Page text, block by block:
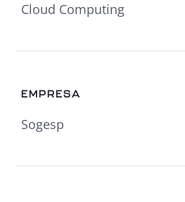
Cloud Computing
EMPRESA
Sogesp